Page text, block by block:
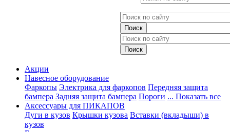
Акции
Навесное оборудование
Фаркопы Электрика для фаркопов Передняя защита
бампера Задняя защита бампера Пороги ... Показать все
Аксессуары для ПИКАПОВ
Дуги в кузов Крышки кузова Вставки (вкладыши) в
кузов